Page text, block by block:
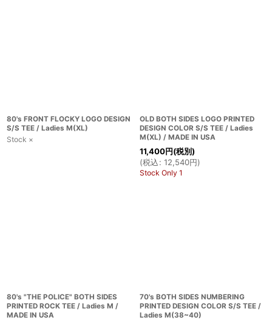
80's FRONT FLOCKY LOGO DESIGN
S/S TEE / Ladies M(XL)
Stock ×
OLD BOTH SIDES LOGO PRINTED
DESIGN COLOR S/S TEE / Ladies
M(XL) / MADE IN USA
11,400円(税別)
(税込: 12,540円)
Stock Only 1
80's "THE POLICE" BOTH SIDES
PRINTED ROCK TEE / Ladies M /
MADE IN USA
70's BOTH SIDES NUMBERING
PRINTED DESIGN COLOR S/S TEE /
Ladies M(38~40)